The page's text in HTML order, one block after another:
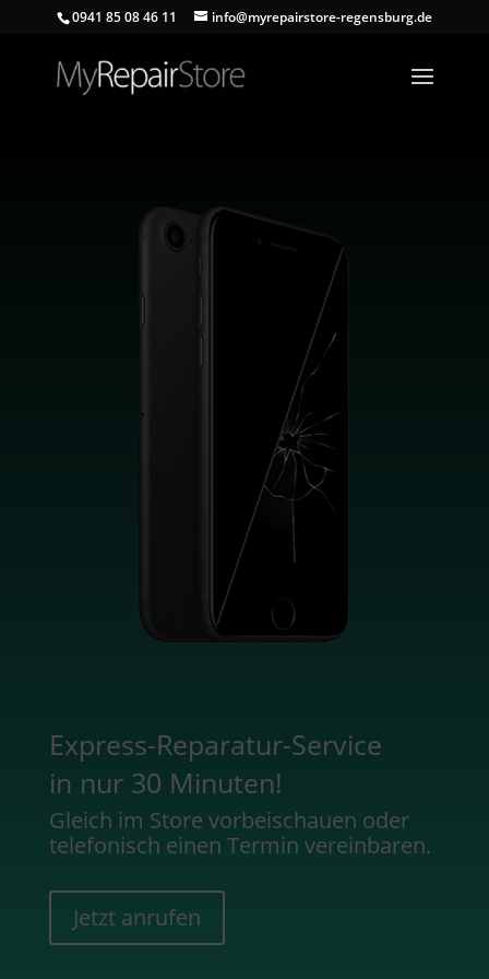
0941 85 08 46 11 info@myrepairstore-regensburg.de
Express-Reparatur-Service
in nur 30 Minuten!
Gleich im Store vorbeischauen oder
telefonisch einen Termin vereinbaren.
Jetzt anrufen